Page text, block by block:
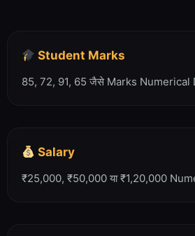
Student Marks
85, 72, 91, 65 जैसे Marks Numerical
Salary
₹25,000, ₹50,000 या ₹1,20,000